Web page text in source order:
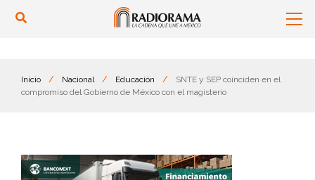
Inicio / Nacional / Educación /
SNTE y SEP coinciden en el
compromiso del Gobierno de México con el magisterio